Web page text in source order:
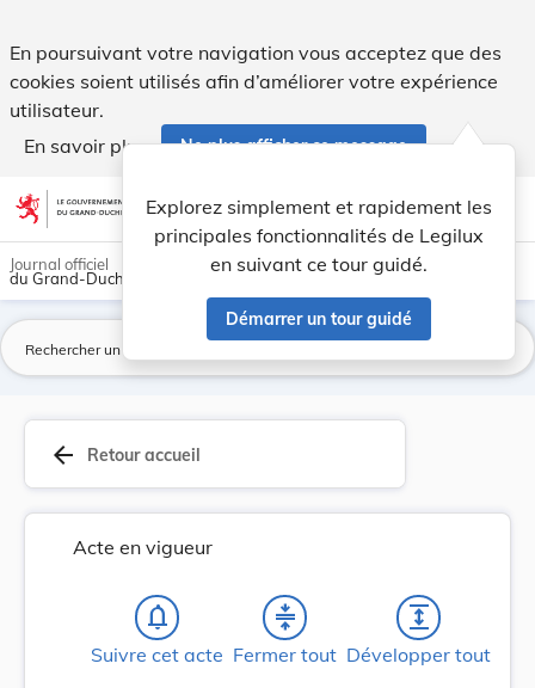
En poursuivant votre navigation vous acceptez que des
cookies soient utilisés afin d’améliorer votre expérience
utilisateur.
En savoir plus
Ne plus afficher ce message
Aller au contenu account_circle help Aide
Explorez simplement et rapidement les
principales fonctionnalités de Legilux
en suivant ce tour guidé.
Démarrer un tour guidé
light_mode dark_mode
Journal officiel
du Grand-Duché de Luxembourg
arrow_back Retour accueil
Acte en vigueur
notifications_none
Suivre cet acte
compress
Fermer tout
expand
Développer tout